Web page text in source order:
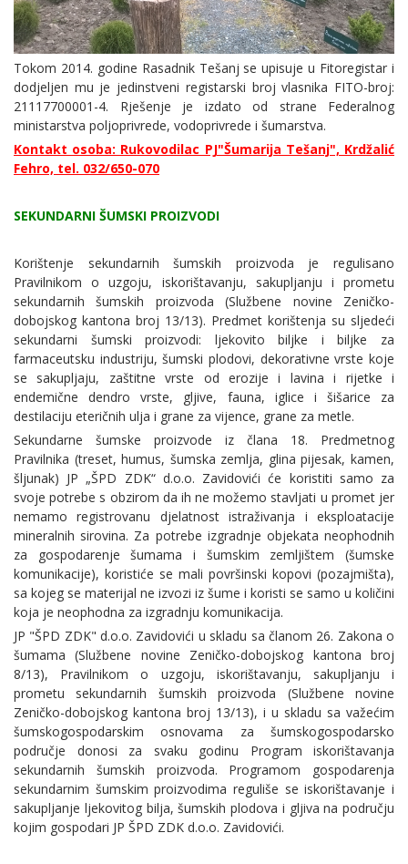
Tokom 2014. godine Rasadnik Tešanj se upisuje u Fitoregistar i
dodjeljen mu je jedinstveni registarski broj vlasnika FITO-broj:
21117700001-4. Rješenje je izdato od strane Federalnog
ministarstva poljoprivrede, vodoprivrede i šumarstva.
Kontakt osoba: Rukovodilac PJ"Šumarija Tešanj", Krdžalić
Fehro, tel. 032/650-070
SEKUNDARNI ŠUMSKI PROIZVODI
Korištenje sekundarnih šumskih proizvoda je regulisano
Pravilnikom o uzgoju, iskorištavanju, sakupljanju i prometu
sekundarnih šumskih proizvoda (Službene novine Zeničko-
dobojskog kantona broj 13/13). Predmet korištenja su sljedeći
sekundarni šumski proizvodi: ljekovito biljke i biljke za
farmaceutsku industriju, šumski plodovi, dekorativne vrste koje
se sakupljaju, zaštitne vrste od erozije i lavina i rijetke i
endemične dendro vrste, gljive, fauna, iglice i šišarice za
destilaciju eteričnih ulja i grane za vijence, grane za metle.
Sekundarne šumske proizvode iz člana 18. Predmetnog
Pravilnika (treset, humus, šumska zemlja, glina pijesak, kamen,
šljunak) JP „ŠPD ZDK“ d.o.o. Zavidovići će koristiti samo za
svoje potrebe s obzirom da ih ne možemo stavljati u promet jer
nemamo registrovanu djelatnost istraživanja i eksploatacije
mineralnih sirovina. Za potrebe izgradnje objekata neophodnih
za gospodarenje šumama i šumskim zemljištem (šumske
komunikacije), koristiće se mali površinski kopovi (pozajmišta),
sa kojeg se materijal ne izvozi iz šume i koristi se samo u količini
koja je neophodna za izgradnju komunikacija.
JP "ŠPD ZDK" d.o.o. Zavidovići u skladu sa članom 26. Zakona o
šumama (Službene novine Zeničko-dobojskog kantona broj
8/13), Pravilnikom o uzgoju, iskorištavanju, sakupljanju i
prometu sekundarnih šumskih proizvoda (Službene novine
Zeničko-dobojskog kantona broj 13/13), i u skladu sa važećim
šumskogospodarskim osnovama za šumskogospodarsko
područje donosi za svaku godinu Program iskorištavanja
sekundarnih šumskih proizvoda. Programom gospodarenja
sekundarnim šumskim proizvodima reguliše se iskorištavanje i
sakupljanje ljekovitog bilja, šumskih plodova i gljiva na području
kojim gospodari JP ŠPD ZDK d.o.o. Zavidovići.